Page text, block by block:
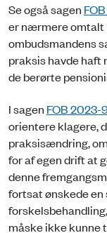
Se også sagen
er nærmere omtalt
ombudsmandens
praksis havde haft
de berørte
I sagen FOB 2023-
orientere klagere,
praksisændring,
for af egen drift at
denne
fortsat ønskede
måske ikke kunne